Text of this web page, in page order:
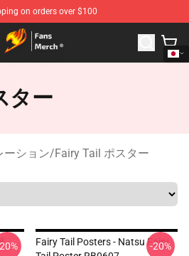
on orders over $100
Fairy Tail Merchandise Shop
ター
ーション/Fairy Tail ポスター
Fairy Tail Posters - Natsu Fairy
-20%